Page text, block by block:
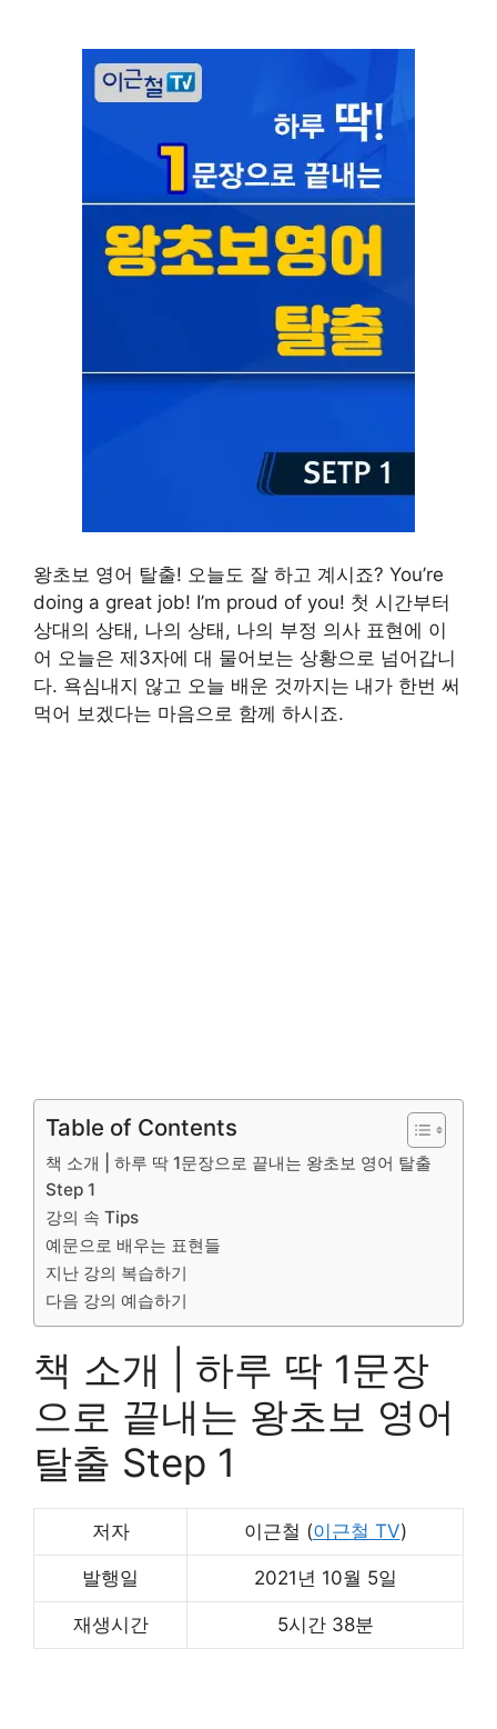
왕초보 영어 탈출! 오늘도 잘 하고 계시죠? You’re
doing a great job! I’m proud of you! 첫 시간부터
상대의 상태, 나의 상태, 나의 부정 의사 표현에 이
어 오늘은 제3자에 대 물어보는 상황으로 넘어갑니
다. 욕심내지 않고 오늘 배운 것까지는 내가 한번 써
먹어 보겠다는 마음으로 함께 하시죠.
Table of Contents
책 소개 | 하루 딱 1문장으로 끝내는 왕초보 영어 탈출
Step 1
강의 속 Tips
예문으로 배우는 표현들
지난 강의 복습하기
다음 강의 예습하기
책 소개 | 하루 딱 1문장
으로 끝내는 왕초보 영어
탈출 Step 1
저자 이근철 (이근철 TV)
발행일 2021년 10월 5일
재생시간 5시간 38분